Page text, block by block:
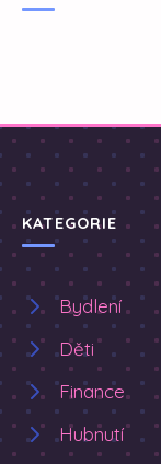
KATEGORIE
Bydlení
Děti
Finance
Hubnutí